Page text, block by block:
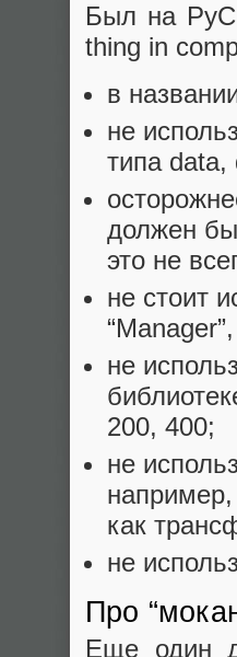
Был на
thing in
в
не
типа data,
должен
это не
не стоит
не
200, 400;
не
как
не
Про
Еще один